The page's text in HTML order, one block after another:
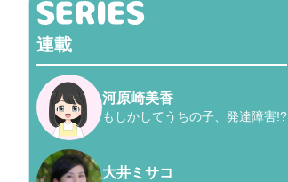
連載
河原崎美香
もしかしてうちの子、発達障害!?
大井ミサコ